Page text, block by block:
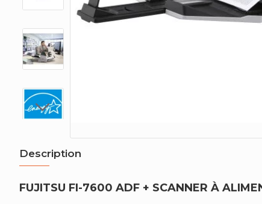
Description
FUJITSU FI-7600 ADF + SCANNER À